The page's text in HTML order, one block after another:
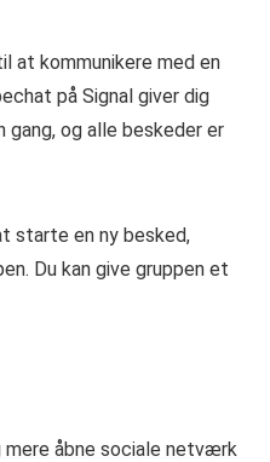
at kommunikere med en
på Signal giver dig
og alle beskeder er
starte en ny besked,
Du kan give gruppen et
åbne sociale netværk